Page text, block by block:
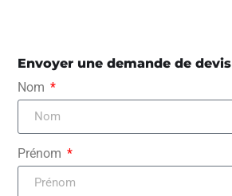
Envoyer une demande de devis
Nom
Prénom